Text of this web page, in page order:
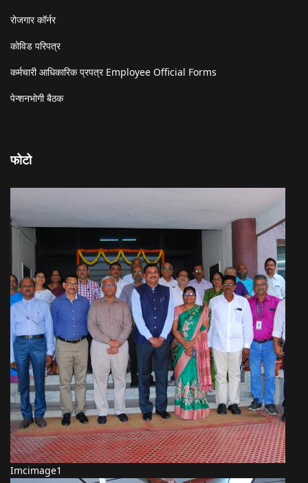
रोजगार कॉर्नर
कोविड परिपत्र
कर्मचारी आधिकारिक प्रपत्र Employee Official Forms
पेन्शनभोगी बैठक
फोटो
Imcimage1